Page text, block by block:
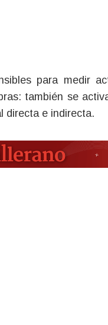
para medir
también se
directa e indirecta.